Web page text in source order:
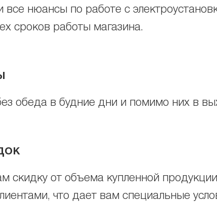
все нюансы по работе с
сроков работы магазина.
обеда в будние дни и помимо них в
скидку от объема купленной
что дает вам специальные